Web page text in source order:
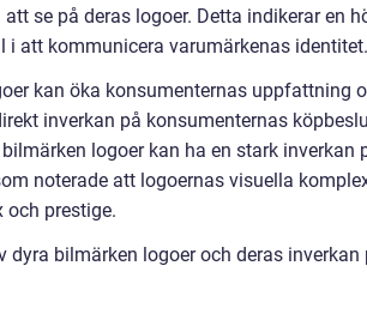
se på deras logoer. Detta indikerar en
att kommunicera varumärkenas identitet.
kan öka konsumenternas uppfattning
inverkan på konsumenternas
logoer kan ha en stark inverkan
noterade att logoernas visuella
och prestige.
bilmärken logoer och deras inverkan